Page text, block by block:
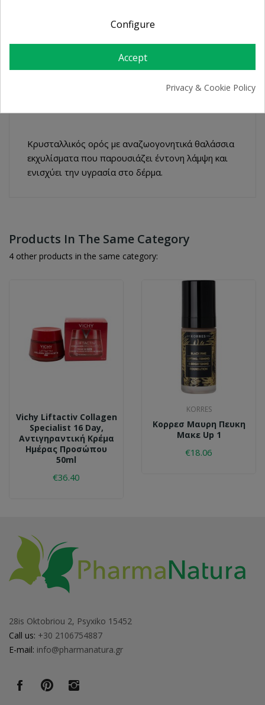
DESCRIPTION
PRODUCT DETAILS
Κρυσταλλικός ορός με αναζωογονητικά θαλάσσια
εκχυλίσματα που παρουσιάζει έντονη λάμψη και
ενισχύει την υγρασία στο δέρμα.
Products In The Same Category
4 other products in the same category:
Vichy Liftactiv Collagen
Specialist 16 Day,
Αντιγηραντική Κρέμα
Ημέρας Προσώπου
50ml
€36.40
KORRES
Κορρεσ Μαυρη Πευκη
Μακε Up 1
€18.06
28is Oktobriou 2, Psyxiko 15452
Call us: +30 2106754887
E-mail: info@pharmanatura.gr
Configure
Accept
Privacy & Cookie Policy